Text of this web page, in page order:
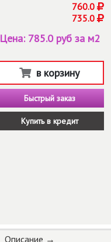
760.0
735.0
Цена: 785.0 руб за м2
в корзину
Быстрый заказ
Купить в кредит
Описание